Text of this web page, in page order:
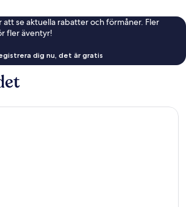
att se aktuella rabatter och förmåner. Fler
fler äventyr!
dig nu, det är gratis